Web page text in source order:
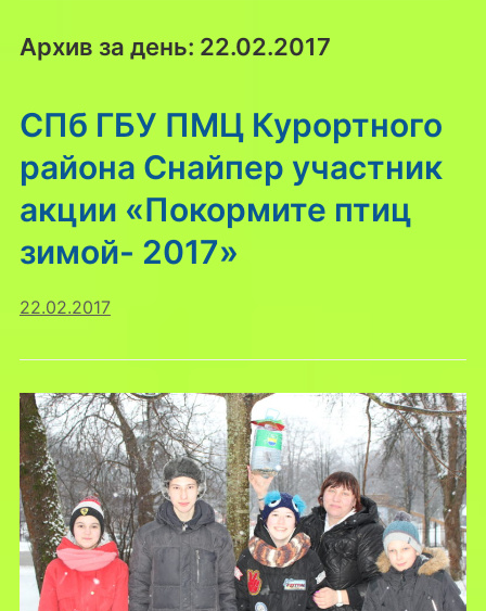
Архив за день: 22.02.2017
СПб ГБУ ПМЦ Курортного
района Снайпер участник
акции «Покормите птиц
зимой- 2017»
22.02.2017